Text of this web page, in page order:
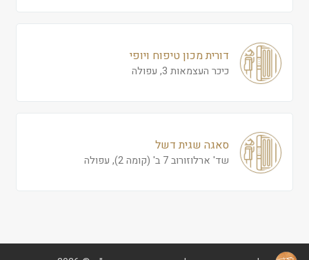
דורית מכון טיפוח ויופי
כיכר העצמאות 3, עפולה
סאגה שגית דשל
שד' ארלוזורוב 7 ב' (קומה 2), עפולה